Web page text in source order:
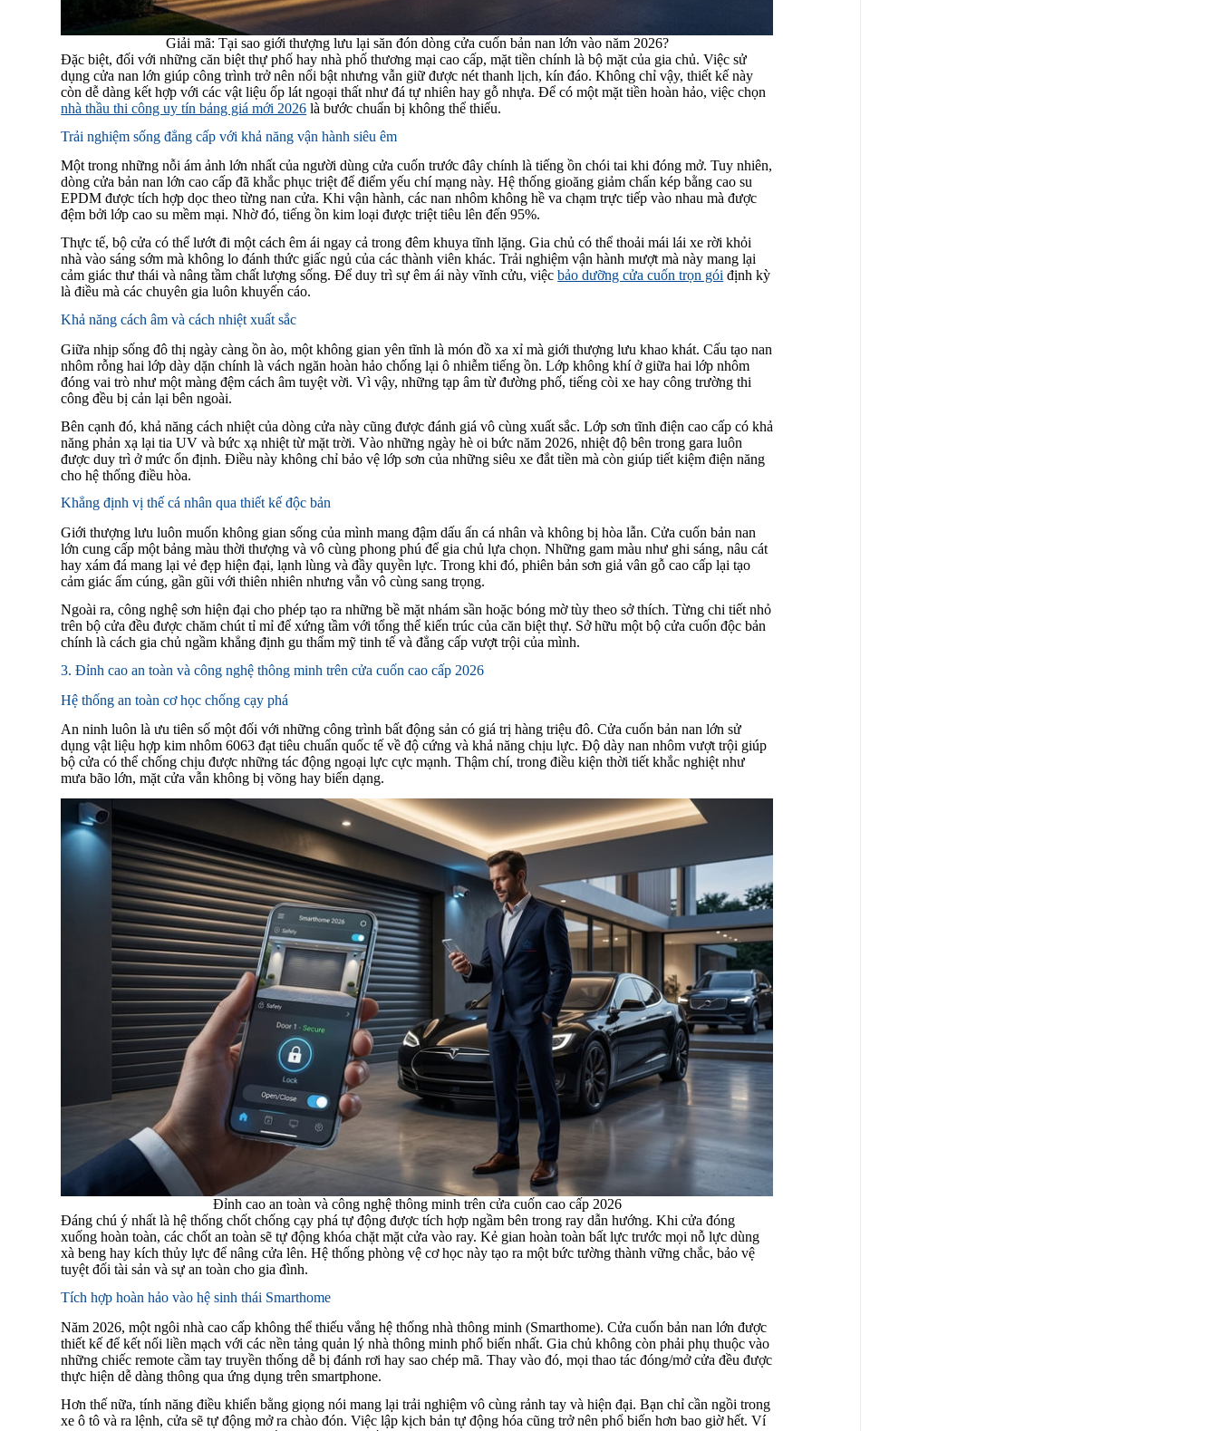
Giải mã: Tại sao giới thượng lưu lại săn đón dòng cửa cuốn bản nan lớn vào năm 2026?
Đặc biệt, đối với những căn biệt thự phố hay nhà phố thương mại cao cấp, mặt tiền chính là bộ mặt của gia chủ. Việc sử
dụng cửa nan lớn giúp công trình trở nên nổi bật nhưng vẫn giữ được nét thanh lịch, kín đáo. Không chỉ vậy, thiết kế này
còn dễ dàng kết hợp với các vật liệu ốp lát ngoại thất như đá tự nhiên hay gỗ nhựa. Để có một mặt tiền hoàn hảo, việc chọn
nhà thầu thi công uy tín bảng giá mới 2026 là bước chuẩn bị không thể thiếu.
Trải nghiệm sống đẳng cấp với khả năng vận hành siêu êm
Một trong những nỗi ám ảnh lớn nhất của người dùng cửa cuốn trước đây chính là tiếng ồn chói tai khi đóng mở. Tuy nhiên,
dòng cửa bản nan lớn cao cấp đã khắc phục triệt để điểm yếu chí mạng này. Hệ thống gioăng giảm chấn kép bằng cao su
EPDM được tích hợp dọc theo từng nan cửa. Khi vận hành, các nan nhôm không hề va chạm trực tiếp vào nhau mà được
đệm bởi lớp cao su mềm mại. Nhờ đó, tiếng ồn kim loại được triệt tiêu lên đến 95%.
Thực tế, bộ cửa có thể lướt đi một cách êm ái ngay cả trong đêm khuya tĩnh lặng. Gia chủ có thể thoải mái lái xe rời khỏi
nhà vào sáng sớm mà không lo đánh thức giấc ngủ của các thành viên khác. Trải nghiệm vận hành mượt mà này mang lại
cảm giác thư thái và nâng tầm chất lượng sống. Để duy trì sự êm ái này vĩnh cửu, việcbảo dưỡng cửa cuốn trọn gói định kỳ
là điều mà các chuyên gia luôn khuyến cáo.
Khả năng cách âm và cách nhiệt xuất sắc
Giữa nhịp sống đô thị ngày càng ồn ào, một không gian yên tĩnh là món đồ xa xỉ mà giới thượng lưu khao khát. Cấu tạo nan
nhôm rỗng hai lớp dày dặn chính là vách ngăn hoàn hảo chống lại ô nhiễm tiếng ồn. Lớp không khí ở giữa hai lớp nhôm
đóng vai trò như một màng đệm cách âm tuyệt vời. Vì vậy, những tạp âm từ đường phố, tiếng còi xe hay công trường thi
công đều bị cản lại bên ngoài.
Bên cạnh đó, khả năng cách nhiệt của dòng cửa này cũng được đánh giá vô cùng xuất sắc. Lớp sơn tĩnh điện cao cấp có khả
năng phản xạ lại tia UV và bức xạ nhiệt từ mặt trời. Vào những ngày hè oi bức năm 2026, nhiệt độ bên trong gara luôn
được duy trì ở mức ổn định. Điều này không chỉ bảo vệ lớp sơn của những siêu xe đắt tiền mà còn giúp tiết kiệm điện năng
cho hệ thống điều hòa.
Khẳng định vị thế cá nhân qua thiết kế độc bản
Giới thượng lưu luôn muốn không gian sống của mình mang đậm dấu ấn cá nhân và không bị hòa lẫn. Cửa cuốn bản nan
lớn cung cấp một bảng màu thời thượng và vô cùng phong phú để gia chủ lựa chọn. Những gam màu như ghi sáng, nâu cát
hay xám đá mang lại vẻ đẹp hiện đại, lạnh lùng và đầy quyền lực. Trong khi đó, phiên bản sơn giả vân gỗ cao cấp lại tạo
cảm giác ấm cúng, gần gũi với thiên nhiên nhưng vẫn vô cùng sang trọng.
Ngoài ra, công nghệ sơn hiện đại cho phép tạo ra những bề mặt nhám sần hoặc bóng mờ tùy theo sở thích. Từng chi tiết nhỏ
trên bộ cửa đều được chăm chút tỉ mỉ để xứng tầm với tổng thể kiến trúc của căn biệt thự. Sở hữu một bộ cửa cuốn độc bản
chính là cách gia chủ ngầm khẳng định gu thẩm mỹ tinh tế và đẳng cấp vượt trội của mình.
3. Đỉnh cao an toàn và công nghệ thông minh trên cửa cuốn cao cấp 2026
Hệ thống an toàn cơ học chống cạy phá
An ninh luôn là ưu tiên số một đối với những công trình bất động sản có giá trị hàng triệu đô. Cửa cuốn bản nan lớn sử
dụng vật liệu hợp kim nhôm 6063 đạt tiêu chuẩn quốc tế về độ cứng và khả năng chịu lực. Độ dày nan nhôm vượt trội giúp
bộ cửa có thể chống chịu được những tác động ngoại lực cực mạnh. Thậm chí, trong điều kiện thời tiết khắc nghiệt như
mưa bão lớn, mặt cửa vẫn không bị võng hay biến dạng.
Đỉnh cao an toàn và công nghệ thông minh trên cửa cuốn cao cấp 2026
Đáng chú ý nhất là hệ thống chốt chống cạy phá tự động được tích hợp ngầm bên trong ray dẫn hướng. Khi cửa đóng
xuống hoàn toàn, các chốt an toàn sẽ tự động khóa chặt mặt cửa vào ray. Kẻ gian hoàn toàn bất lực trước mọi nỗ lực dùng
xà beng hay kích thủy lực để nâng cửa lên. Hệ thống phòng vệ cơ học này tạo ra một bức tường thành vững chắc, bảo vệ
tuyệt đối tài sản và sự an toàn cho gia đình.
Tích hợp hoàn hảo vào hệ sinh thái Smarthome
Năm 2026, một ngôi nhà cao cấp không thể thiếu vắng hệ thống nhà thông minh (Smarthome). Cửa cuốn bản nan lớn được
thiết kế để kết nối liền mạch với các nền tảng quản lý nhà thông minh phổ biến nhất. Gia chủ không còn phải phụ thuộc vào
những chiếc remote cầm tay truyền thống dễ bị đánh rơi hay sao chép mã. Thay vào đó, mọi thao tác đóng/mở cửa đều được
thực hiện dễ dàng thông qua ứng dụng trên smartphone.
Hơn thế nữa, tính năng điều khiển bằng giọng nói mang lại trải nghiệm vô cùng rảnh tay và hiện đại. Bạn chỉ cần ngồi trong
xe ô tô và ra lệnh, cửa sẽ tự động mở ra chào đón. Việc lập kịch bản tự động hóa cũng trở nên phổ biến hơn bao giờ hết. Ví